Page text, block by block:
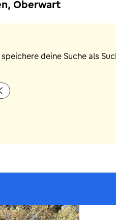
Oberwart
deine Suche als